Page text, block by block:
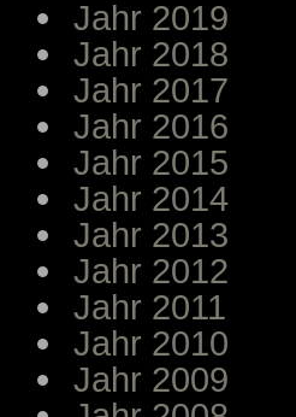
Jahr 2019
Jahr 2018
Jahr 2017
Jahr 2016
Jahr 2015
Jahr 2014
Jahr 2013
Jahr 2012
Jahr 2011
Jahr 2010
Jahr 2009